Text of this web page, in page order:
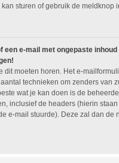
sturen of gebruik de meldknop
een e-mail met ongepaste
dit moeten horen. Het e-
technieken om zenders van
wat je kan doen is de
inclusief de headers (hierin
e-mail stuurde). Deze zal dan de